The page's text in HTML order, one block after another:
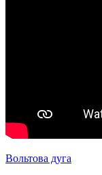
Вольтова дуга